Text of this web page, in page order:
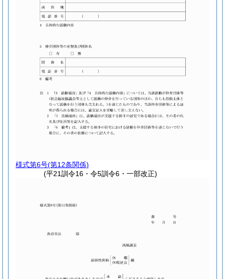
様式第6号(第12条関係)
(平21訓令16・令5訓令6・一部改正)